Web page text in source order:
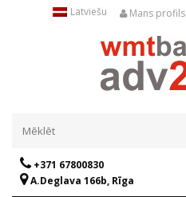
Latviešu Mans profils
+371 67800830
A.Deglava 166b, Rīga